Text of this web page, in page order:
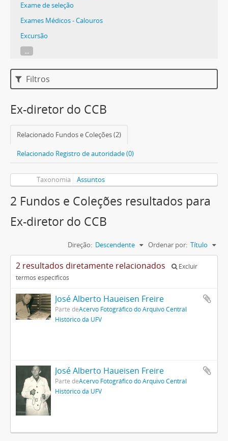
Exame de seleção
Exames Médicos - Calouros
Excursão
...
Filtros
Ex-diretor do CCB
Relacionado Fundos e Coleções (2)
Relacionado Registro de autoridade (0)
Taxonomia Assuntos
2 Fundos e Coleções resultados para
Ex-diretor do CCB
Ordenar por: Título
Direção: Descendente
2 resultados diretamente relacionados
Excluir
termos específicos
José Alberto Haueisen Freire
Parte deAcervo Fotográfico do Arquivo Central
Histórico da UFV
José Alberto Haueisen Freire
Parte deAcervo Fotográfico do Arquivo Central
Histórico da UFV